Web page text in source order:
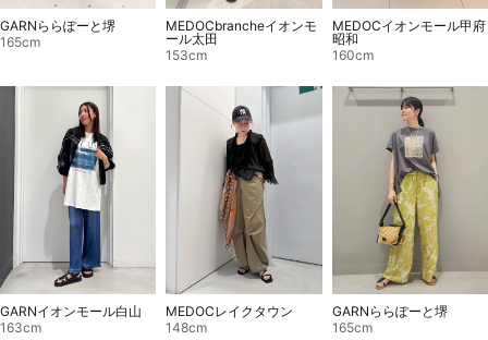
GARNららぽーと堺
165cm
MEDOCbrancheイオンモ
ール太田
153cm
MEDOCイオンモール甲府
昭和
160cm
GARNイオンモール白山
163cm
MEDOCレイクタウン
148cm
GARNららぽーと堺
165cm